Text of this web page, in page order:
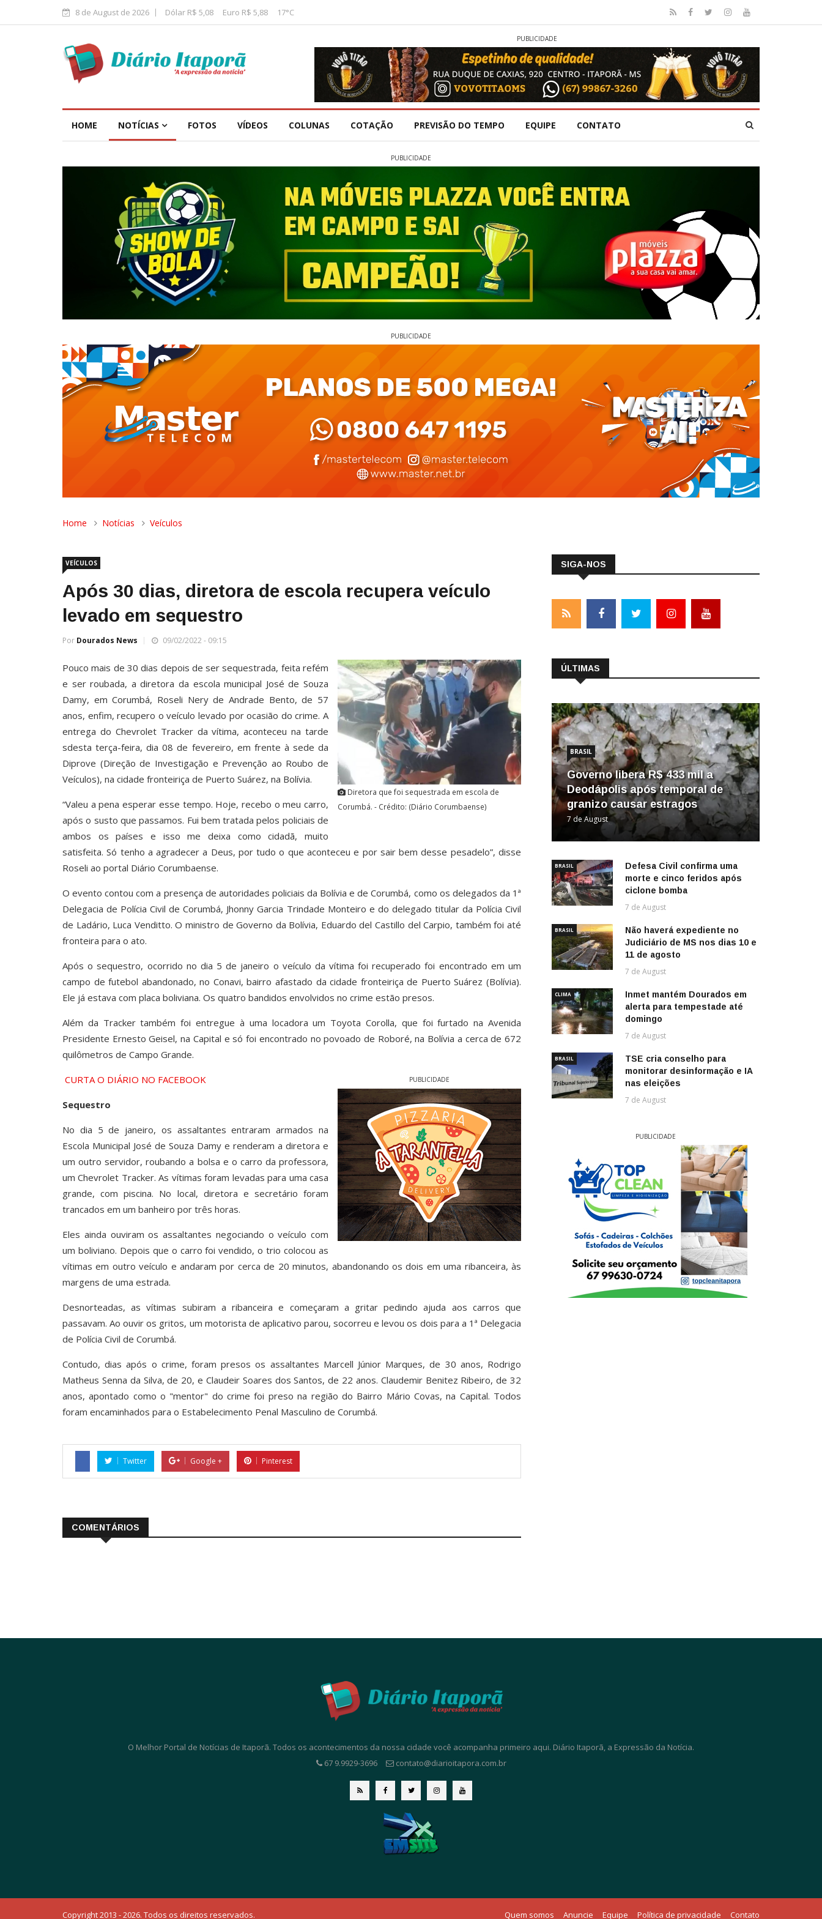
8 de August de 2026 Dólar R$ 5,08 Euro R$ 5,88 17°C
PUBLICIDADE
HOME NOTÍCIAS FOTOS VÍDEOS COLUNAS COTAÇÃO PREVISÃO DO TEMPO EQUIPE CONTATO
PUBLICIDADE
PUBLICIDADE
Home Notícias Veículos
VEÍCULOS
Após 30 dias, diretora de escola recupera veículo
levado em sequestro
Por Dourados News 09/02/2022 - 09:15
Diretora que foi sequestrada em escola de
Corumbá. - Crédito: (Diário Corumbaense)
Pouco mais de 30 dias depois de ser sequestrada, feita refém
e ser roubada, a diretora da escola municipal José de Souza
Damy, em Corumbá, Roseli Nery de Andrade Bento, de 57
anos, enfim, recupero o veículo levado por ocasião do crime. A
entrega do Chevrolet Tracker da vítima, aconteceu na tarde
sdesta terça-feira, dia 08 de fevereiro, em frente à sede da
Diprove (Direção de Investigação e Prevenção ao Roubo de
Veículos), na cidade fronteiriça de Puerto Suárez, na Bolívia.
“Valeu a pena esperar esse tempo. Hoje, recebo o meu carro,
após o susto que passamos. Fui bem tratada pelos policiais de
ambos os países e isso me deixa como cidadã, muito
satisfeita. Só tenho a agradecer a Deus, por tudo o que aconteceu e por sair bem desse pesadelo”, disse
Roseli ao portal Diário Corumbaense.
O evento contou com a presença de autoridades policiais da Bolívia e de Corumbá, como os delegados da 1ª
Delegacia de Polícia Civil de Corumbá, Jhonny Garcia Trindade Monteiro e do delegado titular da Polícia Civil
de Ladário, Luca Venditto. O ministro de Governo da Bolívia, Eduardo del Castillo del Carpio, também foi até
fronteira para o ato.
Após o sequestro, ocorrido no dia 5 de janeiro o veículo da vítima foi recuperado foi encontrado em um
campo de futebol abandonado, no Conavi, bairro afastado da cidade fronteiriça de Puerto Suárez (Bolívia).
Ele já estava com placa boliviana. Os quatro bandidos envolvidos no crime estão presos.
Além da Tracker também foi entregue à uma locadora um Toyota Corolla, que foi furtado na Avenida
Presidente Ernesto Geisel, na Capital e só foi encontrado no povoado de Roboré, na Bolívia a cerca de 672
quilômetros de Campo Grande.
PUBLICIDADE
CURTA O DIÁRIO NO FACEBOOK
Sequestro
No dia 5 de janeiro, os assaltantes entraram armados na
Escola Municipal José de Souza Damy e renderam a diretora e
um outro servidor, roubando a bolsa e o carro da professora,
um Chevrolet Tracker. As vítimas foram levadas para uma casa
grande, com piscina. No local, diretora e secretário foram
trancados em um banheiro por três horas.
Eles ainda ouviram os assaltantes negociando o veículo com
um boliviano. Depois que o carro foi vendido, o trio colocou as
vítimas em outro veículo e andaram por cerca de 20 minutos, abandonando os dois em uma ribanceira, às
margens de uma estrada.
Desnorteadas, as vítimas subiram a ribanceira e começaram a gritar pedindo ajuda aos carros que
passavam. Ao ouvir os gritos, um motorista de aplicativo parou, socorreu e levou os dois para a 1ª Delegacia
de Polícia Civil de Corumbá.
Contudo, dias após o crime, foram presos os assaltantes Marcell Júnior Marques, de 30 anos, Rodrigo
Matheus Senna da Silva, de 20, e Claudeir Soares dos Santos, de 22 anos. Claudemir Benitez Ribeiro, de 32
anos, apontado como o "mentor" do crime foi preso na região do Bairro Mário Covas, na Capital. Todos
foram encaminhados para o Estabelecimento Penal Masculino de Corumbá.
Twitter Google + Pinterest
COMENTÁRIOS
SIGA-NOS
ÚLTIMAS
BRASIL
Governo libera R$ 433 mil a
Deodápolis após temporal de
granizo causar estragos
7 de August
BRASIL
Defesa Civil confirma uma
morte e cinco feridos após
ciclone bomba
7 de August
BRASIL
Não haverá expediente no
Judiciário de MS nos dias 10 e
11 de agosto
7 de August
CLIMA
Inmet mantém Dourados em
alerta para tempestade até
domingo
7 de August
BRASIL
TSE cria conselho para
monitorar desinformação e IA
nas eleições
7 de August
PUBLICIDADE
O Melhor Portal de Notícias de Itaporã. Todos os acontecimentos da nossa cidade você acompanha primeiro aqui. Diário Itaporã, a Expressão da Notícia.
67 9.9929-3696
contato@diarioitapora.com.br
Copyright 2013 - 2026. Todos os direitos reservados. Quem somos Anuncie Equipe Política de privacidade Contato